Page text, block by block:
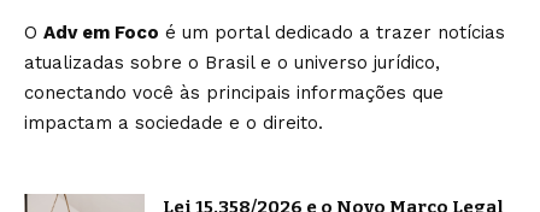
O Adv em Foco é um portal dedicado a trazer notícias
atualizadas sobre o Brasil e o universo jurídico,
conectando você às principais informações que
impactam a sociedade e o direito.
Lei 15.358/2026 e o Novo Marco Legal